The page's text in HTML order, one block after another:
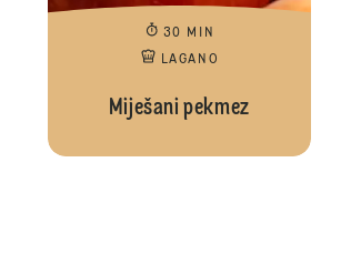
30 MIN
LAGANO
Miješani pekmez